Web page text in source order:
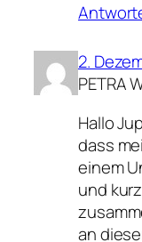
2.
PETRA
Hallo
dass
einem
und
an